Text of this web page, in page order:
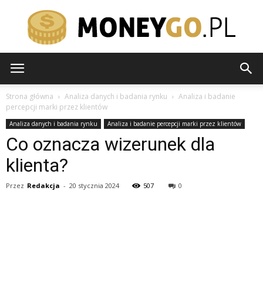
Strona główna Analiza danych i badania rynku
Analiza i badanie
percepcji marki przez klientów
Analiza danych i badania rynku Analiza i badanie percepcji marki przez klientów
Co oznacza wizerunek dla
klienta?
Przez Redakcja - 20 stycznia 2024 507 0